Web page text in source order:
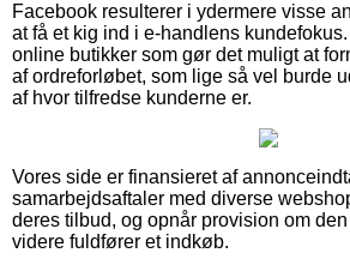
Facebook resulterer i ydermere visse
at få et kig ind i e-handlens
online butikker som gør det muligt at
af ordreforløbet, som lige så vel burde
af hvor tilfredse kunderne er.
Vores side er finansieret af
samarbejdsaftaler med diverse
deres tilbud, og opnår provision om
videre fuldfører et indkøb.